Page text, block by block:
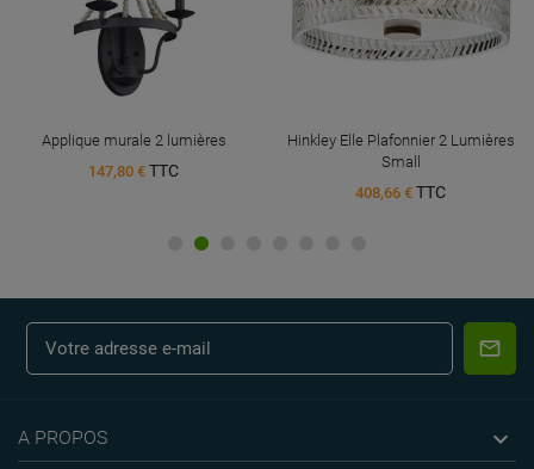
Applique murale 2 lumières
147,80 € TTC
Hinkley Elle Plafonnier 2 Lumières
Small
408,66 € TTC
A PROPOS 